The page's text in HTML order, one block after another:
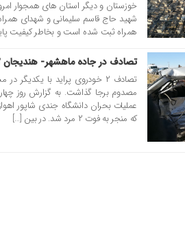
خوزستان و دیگر استان های همجوار
شهید حاج قاسم سلیمانی و شهدای
همراه ثبت شده است و بخاطر کیفیت
تصادف در جاده ماهشهر- هندیجان ۲کشته و ۸ مصدوم برجا گذاشت
مصدوم برجا گذاشت. به گزارش روز
که منجر به فوت ۲ مرد شد. در بین […]